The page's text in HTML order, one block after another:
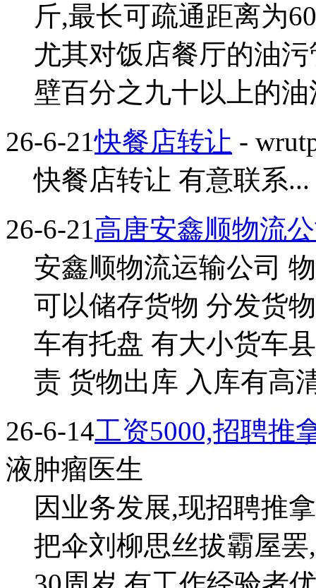
斤,最长可疏通距离为
尤其对饭店餐厅的油
壁百分之九十以上的
26-6-21快餐店转让 -
快餐店转让 有意联系...
26-6-21高唐安鑫顺物流
安鑫顺物流运输公司
可以储存货物 分发货
车有托盘 有大小货车
责 货物出库 入库有高
26-6-14工资5000,招聘推
液肿瘤医生
因业务发展,现招聘推
把伞刘柳思丝拔霸屋